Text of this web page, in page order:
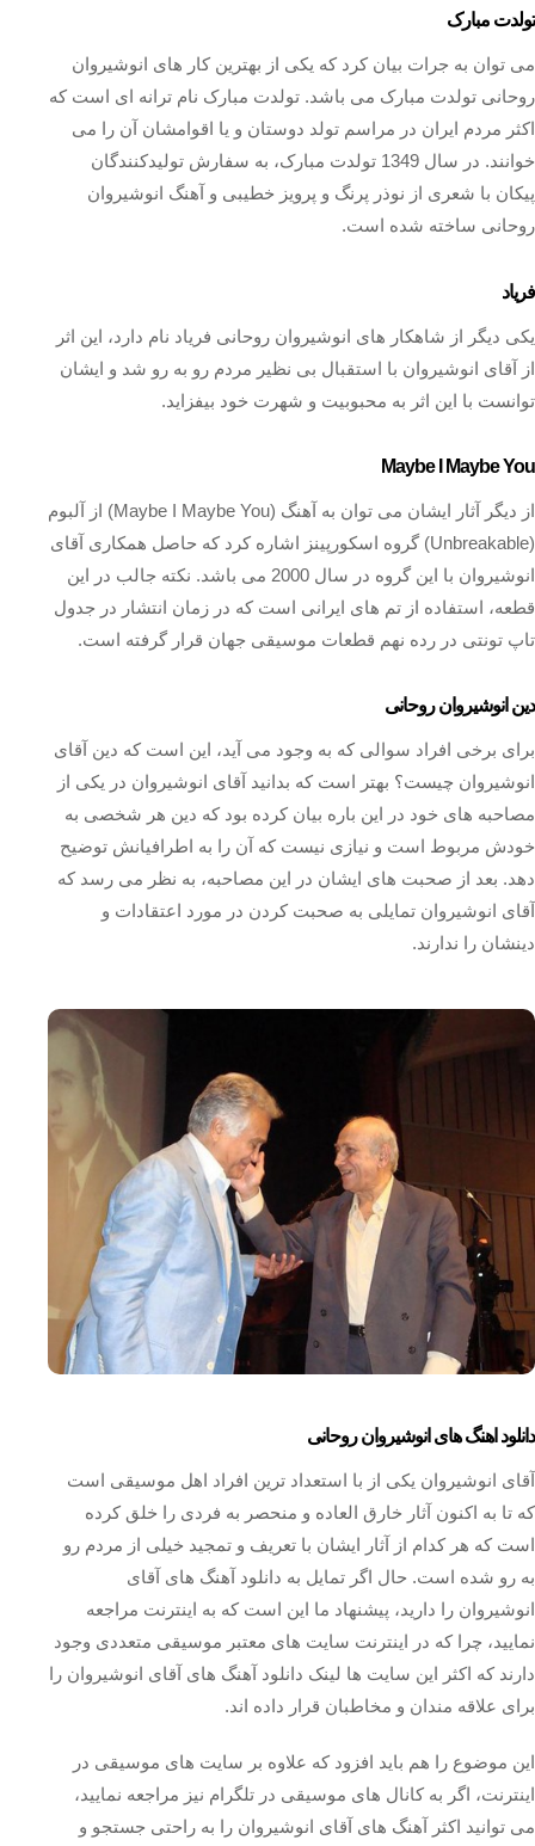
تولدت مبارک
می توان به جرات بیان کرد که یکی از بهترین کار های انوشیروان
روحانی تولدت مبارک می باشد. تولدت مبارک نام ترانه‌ ای است که
اکثر مردم ایران در مراسم تولد دوستان و یا اقوامشان آن را می‌
خوانند. در سال 1349 تولدت مبارک، به سفارش تولیدکنندگان
پیکان با شعری از نوذر پرنگ و پرویز خطیبی و آهنگ انوشیروان
روحانی ساخته شده است.
فریاد
یکی دیگر از شاهکار های انوشیروان روحانی فریاد نام دارد، این اثر
از آقای انوشیروان با استقبال بی نظیر مردم رو به رو شد و ایشان
توانست با این اثر به محبوبیت و شهرت خود بیفزاید.
Maybe I Maybe You
از دیگر آثار ایشان می‌ توان به آهنگ (Maybe I Maybe You) از آلبوم
(Unbreakable) گروه اسکورپینز اشاره کرد که حاصل همکاری آقای
انوشیروان با این گروه در سال 2000 می‌ باشد. نکته جالب در این
قطعه، استفاده از تم‌ های ایرانی است که در زمان انتشار در جدول
تاپ تونتی در رده نهم قطعات موسیقی جهان قرار گرفته‌ است.
دین انوشیروان روحانی
برای برخی افراد سوالی که به وجود می آید، این است که دین آقای
انوشیروان چیست؟ بهتر است که بدانید آقای انوشیروان در یکی از
مصاحبه های خود در این باره بیان کرده بود که دین هر شخصی به
خودش مربوط است و نیازی نیست که آن را به اطرافیانش توضیح
دهد. بعد از صحبت های ایشان در این مصاحبه، به نظر می رسد که
آقای انوشیروان تمایلی به صحبت کردن در مورد اعتقادات و
دینشان را ندارند.
دانلود اهنگ های انوشیروان روحانی
آقای انوشیروان یکی از با استعداد ترین افراد اهل موسیقی است
که تا به اکنون آثار خارق العاده و منحصر به فردی را خلق کرده
است که هر کدام از آثار ایشان با تعریف و تمجید خیلی از مردم رو
به رو شده است. حال اگر تمایل به دانلود آهنگ های آقای
انوشیروان را دارید، پیشنهاد ما این است که به اینترنت مراجعه
نمایید، چرا که در اینترنت سایت های معتبر موسیقی متعددی وجود
دارند که اکثر این سایت‌ ها لینک دانلود آهنگ های آقای انوشیروان را
برای علاقه مندان و مخاطبان قرار داده اند.
این موضوع را هم باید افزود که علاوه بر سایت های موسیقی در
اینترنت، اگر به کانال های موسیقی در تلگرام نیز مراجعه نمایید،
می توانید اکثر آهنگ های آقای انوشیروان را به راحتی جستجو و